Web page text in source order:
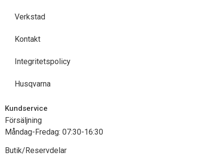
Verkstad
Kontakt
Integritetspolicy
Husqvarna
Kundservice
Försäljning
Måndag-Fredag: 07:30-16:30
Butik/Reservdelar